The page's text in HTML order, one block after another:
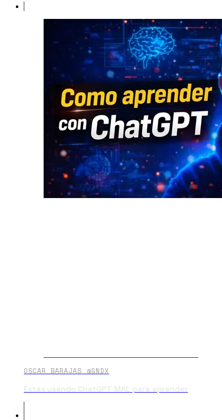
OSCAR BARAJAS @GNDX